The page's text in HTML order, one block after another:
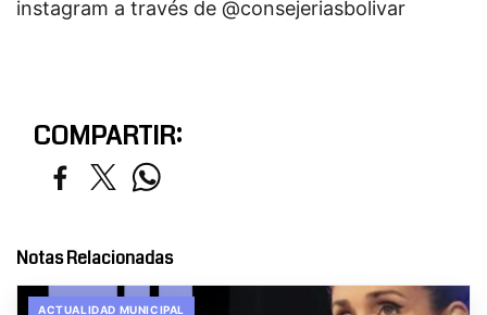
instagram a través de @consejeriasbolivar
COMPARTIR:
Notas Relacionadas
ACTUALIDAD MUNICIPAL